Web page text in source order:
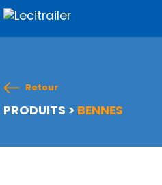
Retour
PRODUITS > BENNES